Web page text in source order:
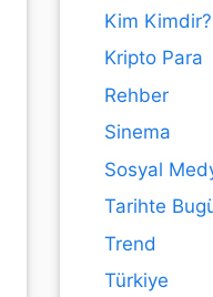
Kim Kimdir?
Kripto Para
Rehber
Sinema
Sosyal
Tarihte
Trend
Türkiye